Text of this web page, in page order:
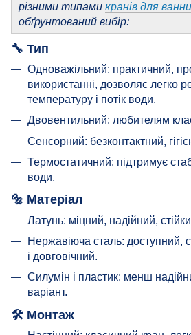
різними типами кранів для ванни
обґрунтований вибір:
🔧 Тип
Одноважільний: практичний,
використанні, дозволяє легко
температуру і потік води.
Двовентильний: любителям
Сенсорний: безконтактний,
Термостатичний: підтримує
води.
🔩 Матеріал
Латунь: міцний, надійний,
Нержавіюча сталь: доступний,
і довговічний.
Силумін і пластик: менш
варіант.
🛠 Монтаж